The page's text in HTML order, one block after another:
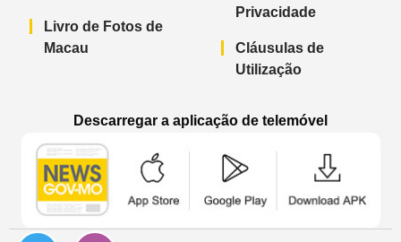
Livro de Fotos de
Macau
Privacidade
Cláusulas de
Utilização
Descarregar a aplicação de telemóvel